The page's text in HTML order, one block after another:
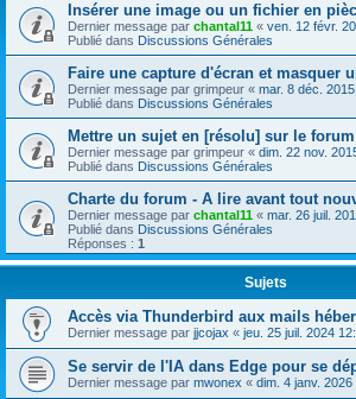
Insérer une image ou un fichier en
Dernier message par chantal11 « ven. 12 févr.
Publié dans Discussions Générales
Faire une capture d'écran et masquer
Dernier message par grimpeur « mar. 8 déc.
Publié dans Discussions Générales
Mettre un sujet en [résolu] sur le
Dernier message par grimpeur « dim. 22 nov.
Publié dans Discussions Générales
Charte du forum - A lire avant tout
Dernier message par chantal11 « mar. 26 juil.
Publié dans Discussions Générales
Réponses : 1
Sujets
Accès via Thunderbird aux mails
Dernier message par jjcojax « jeu. 25 juil. 2024
Se servir de l'IA dans Edge pour se
Dernier message par mwonex « dim. 4 janv. 2026